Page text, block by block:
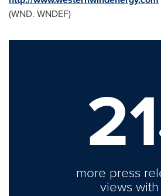
(WND. WNDEF)
21
more press
views with